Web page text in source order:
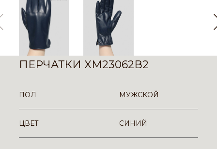
ПЕРЧАТКИ XM23062В2
ПОЛ МУЖСКОЙ
ЦВЕТ СИНИЙ